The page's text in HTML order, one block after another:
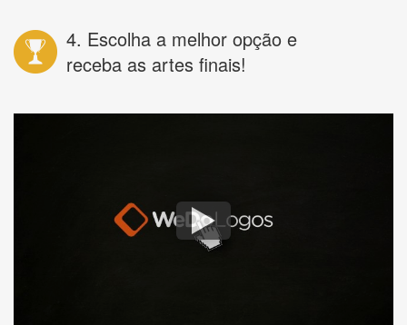
4. Escolha a melhor opção e
receba as artes finais!